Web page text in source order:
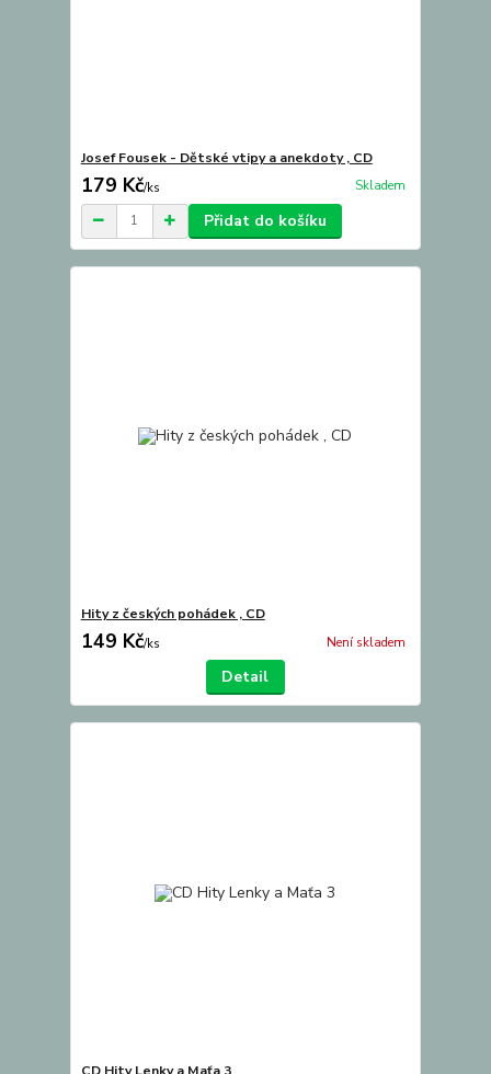
Josef Fousek - Dětské vtipy a anekdoty , CD
179 Kč/ks Skladem
Přidat do košíku
Hity z českých pohádek , CD
149 Kč/ks Není skladem
Detail